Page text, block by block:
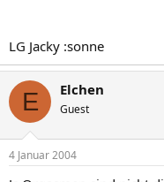
LG Jacky :sonne
E Elchen
Guest
4 Januar 2004